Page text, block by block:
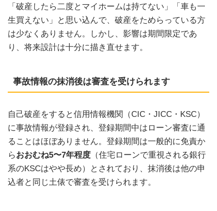
「破産したら二度とマイホームは持てない」「車も一
生買えない」と思い込んで、破産をためらっている方
は少なくありません。しかし、影響は期間限定であ
り、将来設計は十分に描き直せます。
事故情報の抹消後は審査を受けられます
自己破産をすると信用情報機関（CIC・JICC・KSC）
に事故情報が登録され、登録期間中はローン審査に通
ることはほぼありません。登録期間は一般的に免責か
らおおむね5〜7年程度（住宅ローンで重視される銀行
系のKSCはやや長め）とされており、抹消後は他の申
込者と同じ土俵で審査を受けられます。